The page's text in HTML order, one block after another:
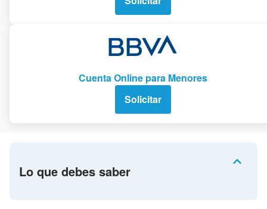
Cuenta Online para Menores
Solicitar
Lo que debes saber